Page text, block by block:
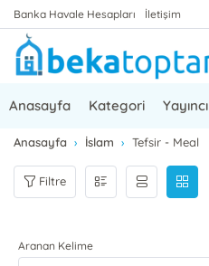
Banka Havale Hesapları İletişim
Anasayfa Kategori Yayıncı
Anasayfa İslam Tefsir - Meal
Filtre
Aranan Kelime